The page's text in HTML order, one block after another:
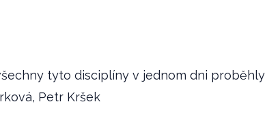
tyto disciplíny v jednom dni
Petr Kršek